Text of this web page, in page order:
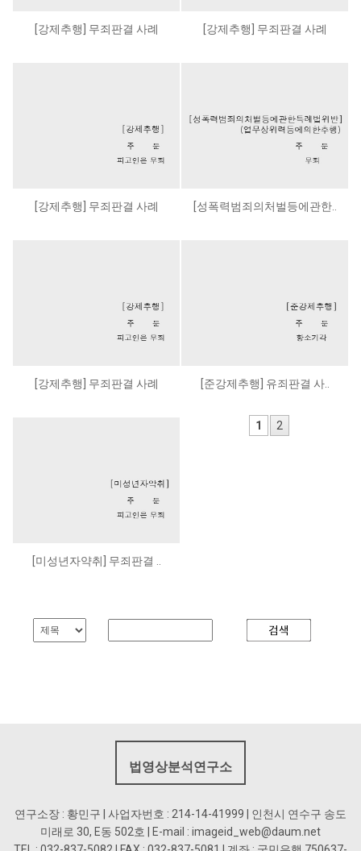
[강제추행] 무죄판결 사례 [강제추행] 무죄판결 사례
[강제추행] 무죄판결 사례 [성폭력범죄의처벌등에관한..
[강제추행] 무죄판결 사례 [준강제추행] 유죄판결 사..
[미성년자약취] 무죄판결 ..
1 2
법영상분석연구소
연구소장 : 황민구 | 사업자번호 : 214-14-41999 | 인천시 연수구 송도
미래로 30, E동 502호 | E-mail : imageid_web@daum.net